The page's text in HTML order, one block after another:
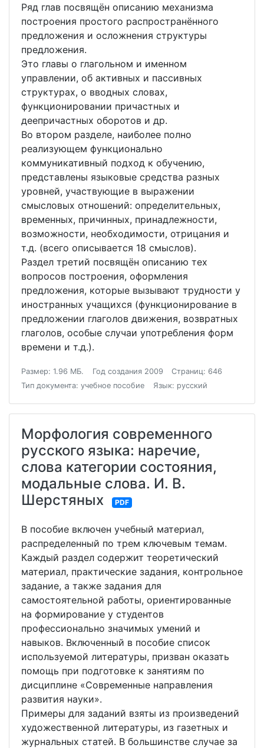
Ряд глав посвящён описанию механизма
построения простого распространённого
предложения и осложнения структуры
предложения.
Это главы о глагольном и именном
управлении, об активных и пассивных
структурах, о вводных словах,
функционировании причастных и
деепричастных оборотов и др.
Во втором разделе, наиболее полно
реализующем функционально
коммуникативный подход к обучению,
представлены языковые средства разных
уровней, участвующие в выражении
смысловых отношений: определительных,
временных, причинных, принадлежности,
возможности, необходимости, отрицания и
т.д. (всего описывается 18 смыслов).
Раздел третий посвящён описанию тех
вопросов построения, оформления
предложения, которые вызывают трудности у
иностранных учащихся (функционирование в
предложении глаголов движения, возвратных
глаголов, особые случаи употребления форм
времени и т.д.).
Размер: 1.96 МБ. Год создания 2009
Страниц: 646
Тип документа: учебное пособие
Язык: русский
Морфология современного
русского языка: наречие,
слова категории состояния,
модальные слова. И. В.
Шерстяных
PDF
В пособие включен учебный материал,
распределенный по трем ключевым темам.
Каждый раздел содержит теоретический
материал, практические задания, контрольное
задание, а также задания для
самостоятельной работы, ориентированные
на формирование у студентов
профессионально значимых умений и
навыков. Включенный в пособие список
используемой литературы, призван оказать
помощь при подготовке к занятиям по
дисциплине «Современные направления
развития науки».
Примеры для заданий взяты из произведений
художественной литературы, из газетных и
журнальных статей. В большинстве случае за